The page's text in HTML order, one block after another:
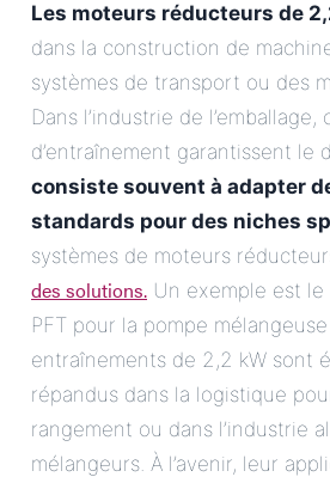
Les moteurs réducteurs de
dans la construction de
systèmes de transport ou des
Dans l’industrie de l’emballage,
d’entraînement garantissent le
consiste souvent à adapter
standards pour des niches
systèmes de moteurs
des solutions. Un exemple est
PFT pour la pompe
entraînements de 2,2 kW sont
répandus dans la logistique
rangement ou dans l’industrie
mélangeurs. À l’avenir, leur